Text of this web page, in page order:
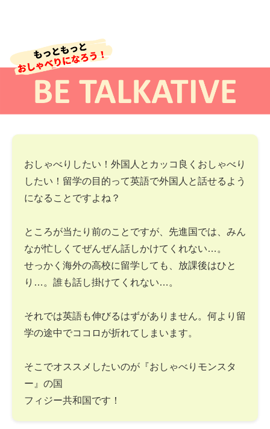
おしゃべりしたい！外国人とカッコ良くおしゃべり
したい！留学の目的って英語で外国人と話せるよう
になることですよね？
ところが当たり前のことですが、先進国では、みん
なが忙しくてぜんぜん話しかけてくれない…。
せっかく海外の高校に留学しても、放課後はひと
り…。誰も話し掛けてくれない…。
それでは英語も伸びるはずがありません。何より留
学の途中でココロが折れてしまいます。
そこでオススメしたいのが『おしゃべりモンスタ
ー』の国
フィジー共和国です！